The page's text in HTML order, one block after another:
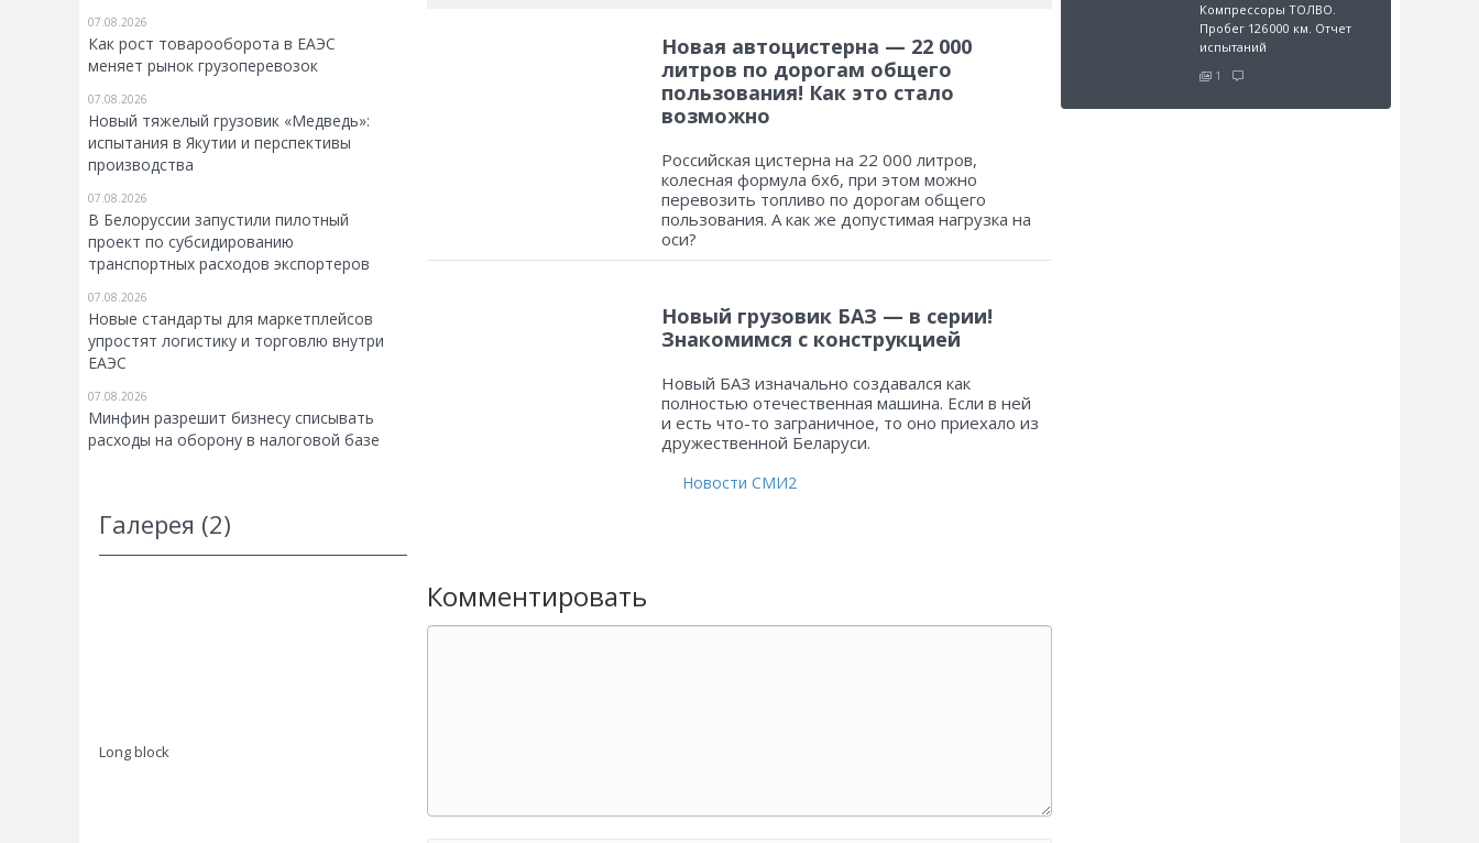
07.08.2026
Как рост товарооборота в ЕАЭС
меняет рынок грузоперевозок
07.08.2026
Новый тяжелый грузовик «Медведь»:
испытания в Якутии и перспективы
производства
07.08.2026
В Белоруссии запустили пилотный
проект по субсидированию
транспортных расходов экспортеров
07.08.2026
Новые стандарты для маркетплейсов
упростят логистику и торговлю внутри
ЕАЭС
07.08.2026
Минфин разрешит бизнесу списывать
расходы на оборону в налоговой базе
Галерея (2)
Long block
Новая автоцистерна — 22 000
литров по дорогам общего
пользования! Как это стало
возможно
Российская цистерна на 22 000 литров,
колесная формула 6х6, при этом можно
перевозить топливо по дорогам общего
пользования. А как же допустимая нагрузка на
оси?
Новый грузовик БАЗ — в серии!
Знакомимся с конструкцией
Новый БАЗ изначально создавался как
полностью отечественная машина. Если в ней
и есть что-то заграничное, то оно приехало из
дружественной Беларуси.
Новости СМИ2
Комментировать
Компрессоры ТОЛВО.
Пробег 126 000 км. Отчет
испытаний
1